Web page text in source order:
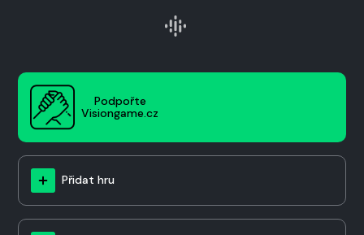
Podpořte
Visiongame.cz
Přidat hru